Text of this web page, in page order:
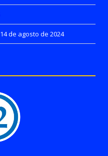
14 de agosto de 2024